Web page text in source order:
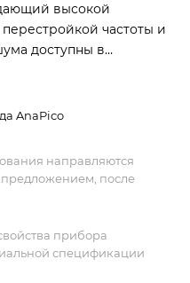
высокой
частоты и
доступны в
20 ГГц
AnaPico
направляются
после
прибора
спецификации